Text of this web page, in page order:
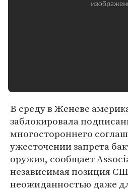
В среду в Женеве
заблокировала
многостороннего
ужесточении запрета
оружия, сообщает
независимая позиция
неожиданностью даже